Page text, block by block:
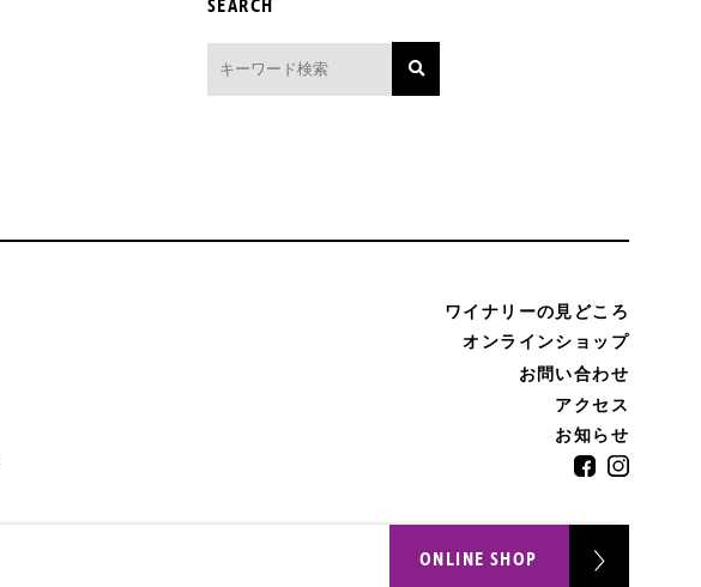
ONLINE SHOP
SEARCH
ワイナリーの見どころ
オンラインショップ
お問い合わせ
アクセス
お知らせ